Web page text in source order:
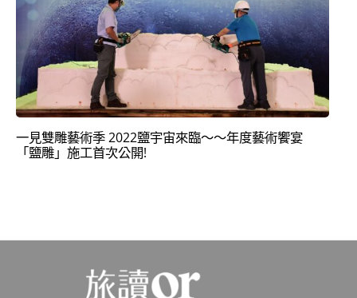
一見雙雕藝術季 2022鹽宇宙來臨～～年度藝術饗宴
「鹽雕」施工首次公開!